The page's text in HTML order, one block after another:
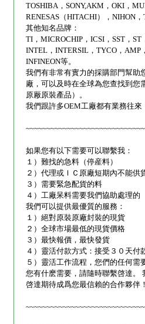
TOSHIBA，SONY,AKM，OKI，
RENESAS（HITACHI），NIHON
其他知名品牌：
TI，MICROCHIP，ICSI，SST，
INTEL，INTERSIL，TYCO，AMP
INFINEON等。
我們有非常有實力的採購部門幫助
廠，可以及時在全球為您查找到您
原厰原裝產品）。
我們跟許多OEM工廠都有業務往
如果您有以下需要可以聯繫我：
１）難找的急料（停産料）
２）代理或ＩＣ原廠短期內不能供
３）需要緊急配貨的料
４）工廠呆料需要我們協助處理的
我們可以提供最優質的服務：
１）絕對原裝原廠封裝的現貨
２）全球市場最低的現貨價格
３）最快報價，最快發貨
４）靈活付款方式：接受３０天付
５）靈活工作流程，您們的任何需
您有什麽需要，請隨時聯繫啓達。
啓達期待成爲您最信賴的合作夥伴